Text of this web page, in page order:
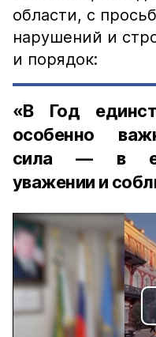
области, с
нарушений и
и порядок:
«В Год
особенно
сила — в
уважении и